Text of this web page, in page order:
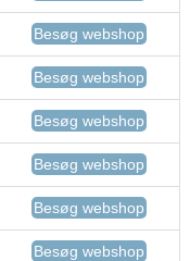
Besøg webshop
Besøg webshop
Besøg webshop
Besøg webshop
Besøg webshop
Besøg webshop